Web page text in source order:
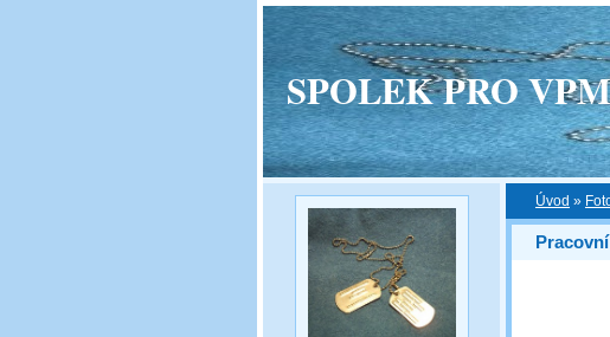
SPOLEK PRO
Úvod »
Pracovní